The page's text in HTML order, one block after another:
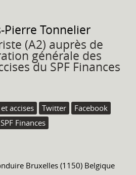
Pierre Tonnelier
(A2) auprès de
générale des
du SPF Finances
accises Twitter
Facebook
SPF Finances
Bruxelles (1150) Belgique